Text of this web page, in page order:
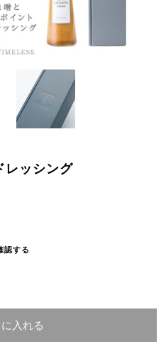
レッシング
認する
入れる